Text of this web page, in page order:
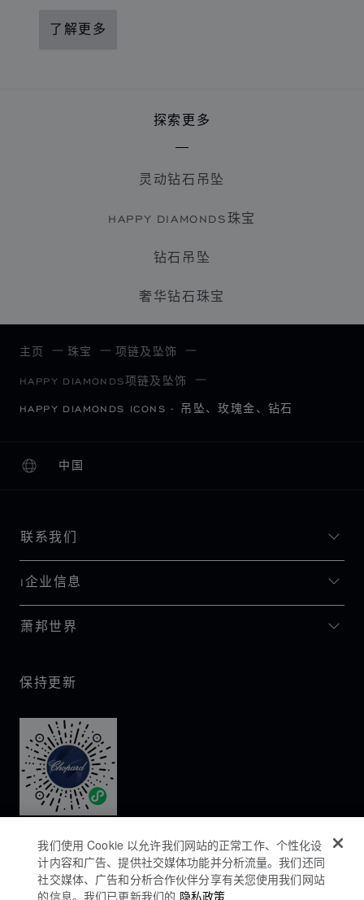
了解更多
探索更多
灵动钻石吊坠
HAPPY DIAMONDS珠宝
钻石吊坠
奢华钻石珠宝
主页 珠宝 项链及坠饰
HAPPY DIAMONDS项链及坠饰
HAPPY DIAMONDS ICONS - 吊坠、玫瑰金、钻石
中国
本地化（更改国家/地区）
更改国家/地区
联系我们
I企业信息
萧邦世界
保持更新
我们使用 Cookie 以允许我们网站的正常工作、个性化设
计内容和广告、提供社交媒体功能并分析流量。我们还同
社交媒体、广告和分析合作伙伴分享有关您使用我们网站
的信息。我们已更新我们的 隐私政策